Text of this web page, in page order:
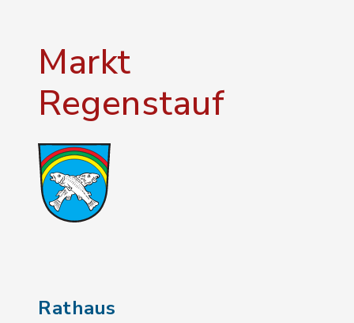
Markt
Regenstauf
Rathaus